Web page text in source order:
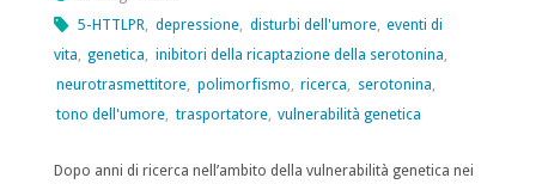
5-HTTLPR, depressione, disturbi dell'umore, eventi di
vita, genetica, inibitori della ricaptazione della serotonina,
neurotrasmettitore, polimorfismo, ricerca, serotonina,
tono dell'umore, trasportatore, vulnerabilità genetica
Dopo anni di ricerca nell’ambito della vulnerabilità genetica nei